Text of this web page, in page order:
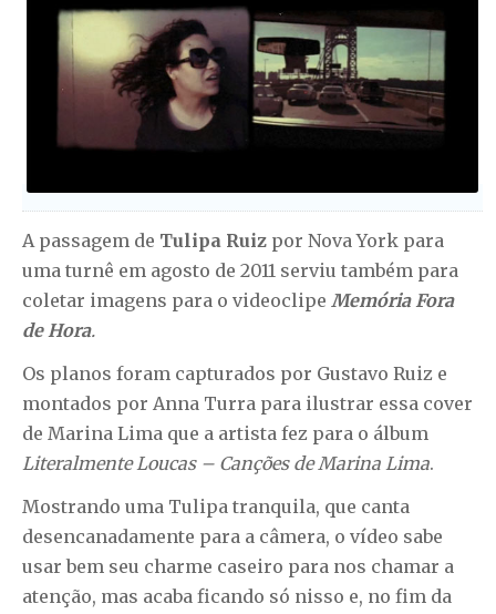
A passagem de Tulipa Ruiz por Nova York para
uma turnê em agosto de 2011 serviu também para
coletar imagens para o videoclipe Memória Fora
de Hora.
Os planos foram capturados por Gustavo Ruiz e
montados por Anna Turra para ilustrar essa cover
de Marina Lima que a artista fez para o álbum
Literalmente Loucas – Canções de Marina Lima.
Mostrando uma Tulipa tranquila, que canta
desencanadamente para a câmera, o vídeo sabe
usar bem seu charme caseiro para nos chamar a
atenção, mas acaba ficando só nisso e, no fim da